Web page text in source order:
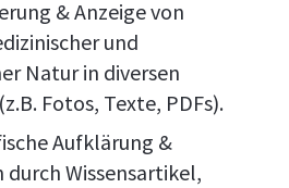
& Anzeige von
und
Natur in diversen
Fotos, Texte, PDFs).
Aufklärung &
Wissensartikel,